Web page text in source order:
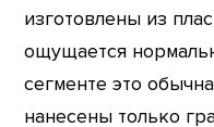
изготовлены из
ощущается
сегменте это
нанесены только